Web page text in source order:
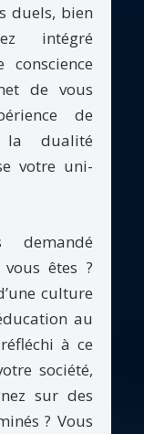
duels, bien
intégré
conscience
de vous
de
la dualité
votre uni-
êtes ?
culture
au
à ce
société,
sur des
? Vous